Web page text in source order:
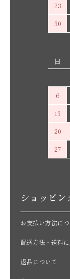
23
30
日
6
13
20
27
ショッピン
お支払い方法に
配送方法・送料
返品について